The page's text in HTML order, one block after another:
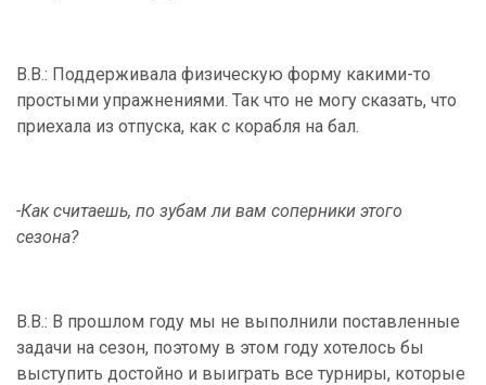
В.В.: Поддерживала физическую форму какими-то
простыми упражнениями. Так что не могу сказать, что
приехала из отпуска, как с корабля на бал.
-Как считаешь, по зубам ли вам соперники этого
сезона?
В.В.: В прошлом году мы не выполнили поставленные
задачи на сезон, поэтому в этом году хотелось бы
выступить достойно и выиграть все турниры, которые